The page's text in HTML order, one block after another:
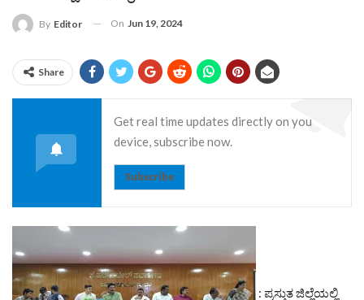
By Editor On Jun 19, 2024
Share
Get real time updates directly on you
device, subscribe now.
Subscribe
: ಪ್ರಸ್ತುತ ಜಿಲ್ಲೆಯಲ್ಲಿ